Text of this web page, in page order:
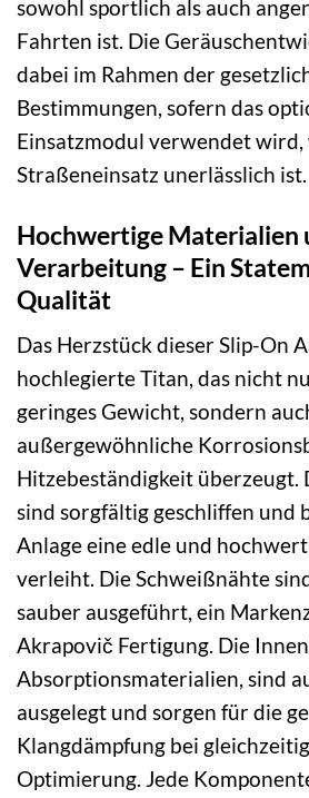
sowohl sportlich als auch
Fahrten ist. Die
dabei im Rahmen der
Bestimmungen, sofern das
Einsatzmodul verwendet wird,
Straßeneinsatz unerlässlich ist.
Hochwertige Materialien
Verarbeitung – Ein
Qualität
Das Herzstück dieser Slip-On
hochlegierte Titan, das nicht
geringes Gewicht, sondern
außergewöhnliche
Hitzebeständigkeit überzeugt.
sind sorgfältig geschliffen und
Anlage eine edle und
verleiht. Die Schweißnähte
sauber ausgeführt, ein
Akrapovič Fertigung. Die
Absorptionsmaterialien, sind
ausgelegt und sorgen für die
Klangdämpfung bei
Optimierung. Jede